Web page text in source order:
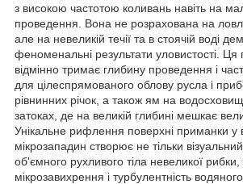
з високою частотою коливань навіть на
проведення. Вона не розрахована на
але на невеликій течії та в стоячій воді
феноменальні результати уловистості.
відмінно тримає глибину проведення і
для цілеспрямованого облову русла і
рівнинних річок, а також ям на
затоках, де на великій глибині мешкає
Унікальне рифлення поверхні приманки у
мікрозападин створює не тільки
об'ємного рухливого тіла невеликої
мікрозавихрення і турбулентність